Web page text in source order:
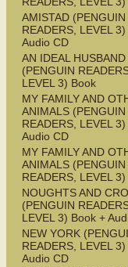
AMISTAD (PENGUIN
READERS, LEVEL
Audio CD
AN IDEAL HUSBAND
(PENGUIN
LEVEL 3) Book
MY FAMILY AND
ANIMALS (PENGUIN
READERS, LEVEL
Audio CD
MY FAMILY AND
ANIMALS (PENGUIN
READERS, LEVEL
NOUGHTS AND
(PENGUIN
LEVEL 3) Book +
NEW YORK
READERS, LEVEL
Audio CD